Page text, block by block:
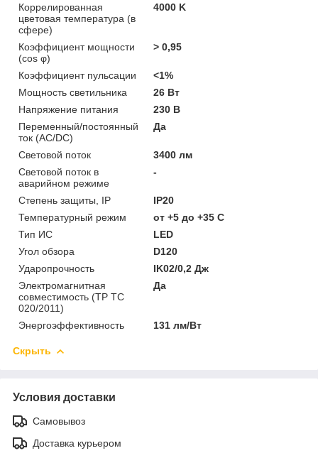
Коррелированная
цветовая температура (в
сфере)
4000 K
Коэффициент мощности
(cos φ)
> 0,95
Коэффициент пульсации
<1%
Мощность светильника
26 Вт
Напряжение питания
230 В
Переменный/постоянный
ток (AC/DC)
Да
Световой поток
3400 лм
Световой поток в
аварийном режиме
-
Степень защиты, IP
IP20
Температурный режим
от +5 до +35 C
Тип ИС
LED
Угол обзора
D120
Ударопрочность
IK02/0,2 Дж
Электромагнитная
совместимость (ТР ТС
020/2011)
Да
Энергоэффективность 131 лм/Вт
Скрыть
Условия доставки
Самовывоз
Доставка курьером